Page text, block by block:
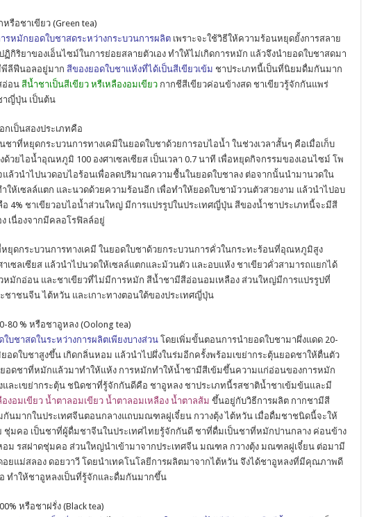
รือชาเขียว (Green tea)
หมักยอดใบชาสดระหว่างกระบวนการผลิตเพราะจะใช้วิธีให้ความร้อนหยุดยั้งการสลาย
กิริยาของเอ็นไซม์ในการย่อยสลายตัวเอง ทำให้ไม่เกิดการหมัก แล้วจึงนำยอดใบชาสดมา
พีลีฟีนอลอยู่มาก สีของยอดใบชาแห้งที่ได้เป็นสีเขียวเข้ม ชาประเภทนี้เป็นที่นิยมดื่มกันมาก
อ่อน สีน้ำชาเป็นสีเขียว หรืเหลืองอมเขียวกากชีสีเขียวค่อนข้างสด ชาเขียวรู้จักกันแพร่
าญี่ปุ่น เป็นต้น
กเป็นสองประเภทคือ
ชาที่หยุดกระบวนการทางเคมีในยอดใบชาด้วยการอบไอน้ำ ในช่วงเวลาสั้นๆ คือเมื่อเก็บ
วยไอน้ำอุณหภูมิ 100 องศาเซลเซียส เป็นเวลา 0.7 นาที เพื่อหยุดกิจกรรมของเอนไซม์ โพ
แล้วนำไปนวดอบไอร้อนเพื่อลดปริมาณความชื้นในยอดใบชาลง ต่อจากนั้นนำมานวดใน
ห้เซลล์แตก และนวดด้วยความร้อนอีก เพื่อทำให้ยอดใบชาม้ววนตัวสวยงาม แล้วนำไปอบ
4% ชาเขียวอบไอน้ำส่วนใหญ่ มีการแปรรูปในประเทศญี่ปุ่น สีของน้ำชาประเภทนี้จะมีสี
ง เนื่องจากมีคลอโรฟิลล์อยู่
หยุดกระบวนการทางเคมี ในยอดใบชาด้วยกระบวนการคั่วในกระทะร้อนที่อุณหภูมิสูง
เซลเซียส แล้วนำไปนวดให้เซลล์แตกและม้วนตัว และอบแห้ง ชาเขียวคั่วสามารถแยกได้
หมักอ่อน และชาเขียวที่ไม่มีการหมัก สีน้ำชามีสีอ่อนอมเหลือง ส่วนใหญ่มีการแปรรูปที่
ชาชนจีน ไต้หวัน และเกาะทางตอนใต้ของประเทศญี่ปุ่น
80 % หรือชาอูหลง (Oolong tea)
บชาสดในระหว่างการผลิตเพียงบางส่วนโดยเพิ่มขั้นตอนการนำยอดใบชามาผึ่งแดด 20-
ดใบชาสูงขึ้น เกิดกลิ่นหอม แล้วนำไปผึ่งในร่มอีกครั้งพร้อมเขย่ากระตุ้นยอดชาให้ตื่นตัว
ยอดชาที่หมักแล้วมาทำให้แห้ง การหมักทำให้น้ำชามีสีเข้มขึ้นความแก่อ่อนของการหมัก
และเขย่ากระตุ้น ชนิดชาที่รู้จักกันดีคือ ชาอูหลง ชาประเภทนี้รสชาติน้ำชาเข้มข้นและมี
งอมเขียว น้ำตาลอมเขียว น้ำตาลอมเหลือง น้ำตาลส้ม ขึ้นอยู่กับวิธีการผลิต กากชามีสี
กันมากในประเทศจีนตอนกลางแถบมณฑลฝูเจี๋ยน กวางตุ้ง ไต้หวัน เมื่อดื่มชาชนิดนี้จะให้
ชุ่มคอ เป็นชาที่ผู้ดื่มชาจีนในประเทศไทยรู้จักกันดี ชาที่ดื่มเป็นชาที่หมักปานกลาง ค่อนข้าง
ม รสฝาดชุ่มคอ ส่วนใหญ่นำเข้ามาจากประเทศจีน มณฑล กวางตุ้ง มณฑลฝูเจี๋ยน ต่อมามี
ยแม่สลอง ดอยวาวี โดยนำเทคโนโลยีการผลิตมาจากไต้หวัน จึงได้ชาอูหลงที่มีคุณภาพดี
ทำให้ชาอูหลงเป็นที่รู้จักและดื่มกันมากขึ้น
หรือชาฝรั่ง (Black tea)